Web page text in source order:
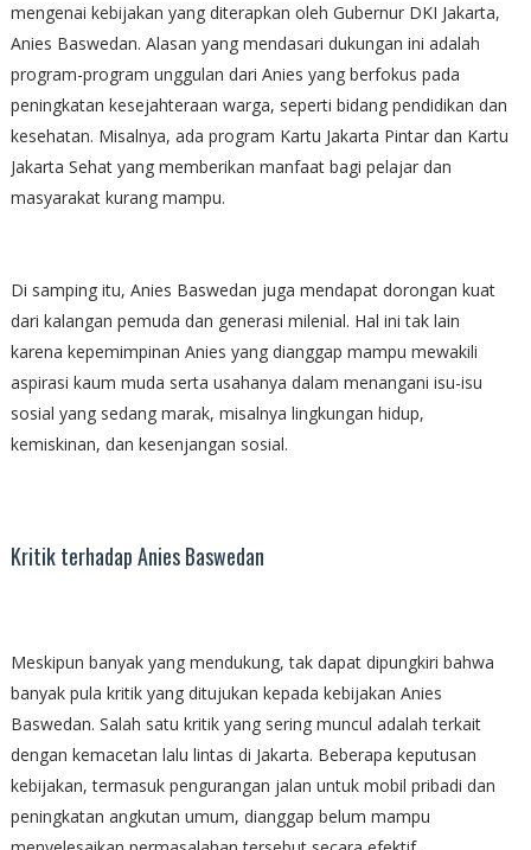
mengenai kebijakan yang diterapkan oleh Gubernur DKI Jakarta,
Anies Baswedan. Alasan yang mendasari dukungan ini adalah
program-program unggulan dari Anies yang berfokus pada
peningkatan kesejahteraan warga, seperti bidang pendidikan dan
kesehatan. Misalnya, ada program Kartu Jakarta Pintar dan Kartu
Jakarta Sehat yang memberikan manfaat bagi pelajar dan
masyarakat kurang mampu.
Di samping itu, Anies Baswedan juga mendapat dorongan kuat
dari kalangan pemuda dan generasi milenial. Hal ini tak lain
karena kepemimpinan Anies yang dianggap mampu mewakili
aspirasi kaum muda serta usahanya dalam menangani isu-isu
sosial yang sedang marak, misalnya lingkungan hidup,
kemiskinan, dan kesenjangan sosial.
Kritik terhadap Anies Baswedan
Meskipun banyak yang mendukung, tak dapat dipungkiri bahwa
banyak pula kritik yang ditujukan kepada kebijakan Anies
Baswedan. Salah satu kritik yang sering muncul adalah terkait
dengan kemacetan lalu lintas di Jakarta. Beberapa keputusan
kebijakan, termasuk pengurangan jalan untuk mobil pribadi dan
peningkatan angkutan umum, dianggap belum mampu